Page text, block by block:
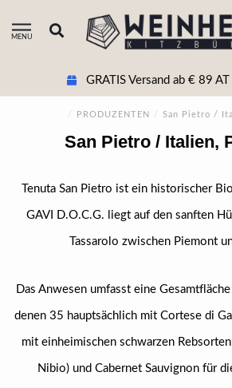
MENU
GRATIS Versand ab € 89
/ PRODUZENTEN / San Pietro /
San Pietro / Italien,
Tenuta San Pietro ist ein historischer
GAVI D.O.C.G. liegt auf den sanften
Tassarolo zwischen Piemont
Das Anwesen umfasst eine
denen 35 hauptsächlich mit Cortese di
mit einheimischen schwarzen
Nibio) und Cabernet Sauvignon für